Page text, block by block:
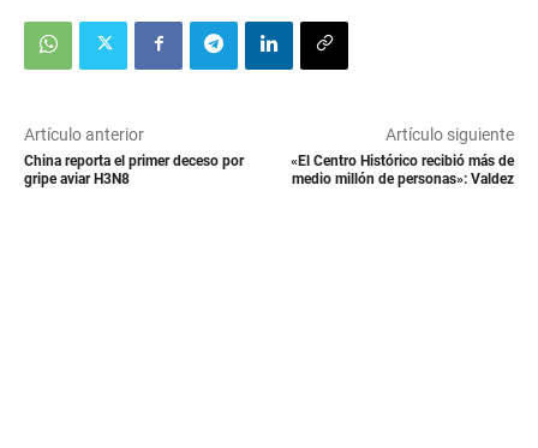
Artículo anterior
China reporta el primer deceso por
gripe aviar H3N8
Artículo siguiente
«El Centro Histórico recibió más de
medio millón de personas»: Valdez